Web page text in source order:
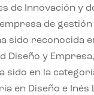
de Innovación y
de
sido reconocida
Diseño y
sido en la
en Diseño e Inés